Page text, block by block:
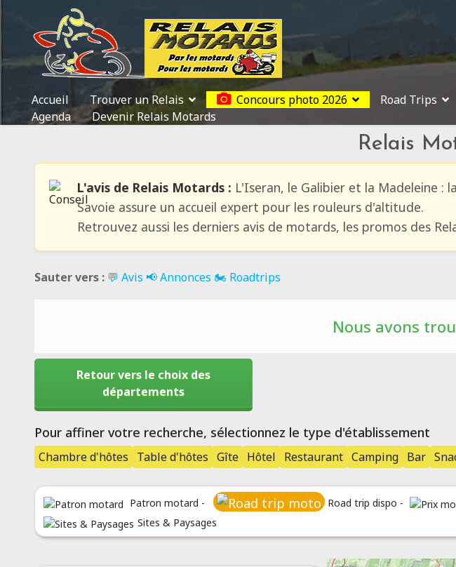
Accueil Trouver un Relais Concours photo 2026 Road Trips
Agenda
Devenir Relais Motards
Relais
L'avis de Relais Motards : L'Iseran, le Galibier et la Madeleine :
Savoie assure un accueil expert pour les rouleurs d'altitude.
Retrouvez aussi les derniers avis de motards, les promos des
Sauter vers : 💬 Avis 📢 Annonces 🏍️ Roadtrips
Nous avons
Retour vers le choix des
départements
Pour affiner votre recherche, sélectionnez le type d'établissement
Chambre d'hôtes Table d'hôtes Gîte Hôtel Restaurant Camping Bar
Patron motard - Road trip dispo -
Sites & Paysages